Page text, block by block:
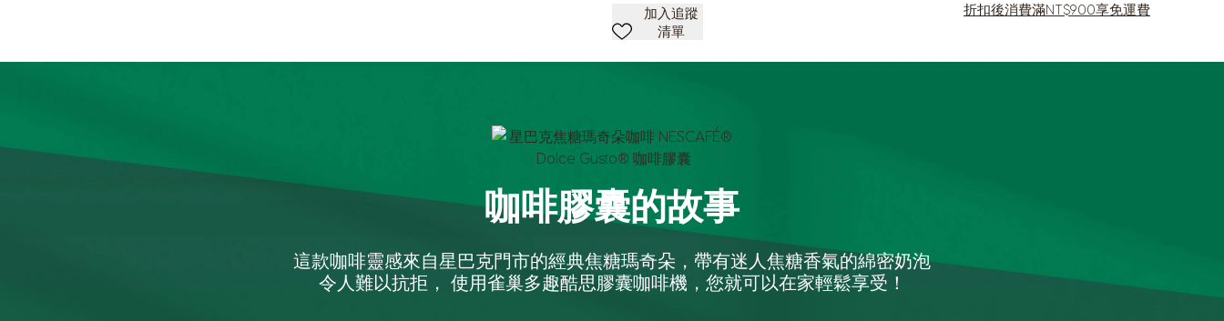
折扣後消費滿NT$900享免運費
加入清單
加入追蹤
清單
咖啡膠囊的故事
這款咖啡靈感來自星巴克門市的經典焦糖瑪奇朵，帶有迷人焦糖香氣的綿密奶泡
令人難以抗拒， 使用雀巢多趣酷思膠囊咖啡機，您就可以在家輕鬆享受！